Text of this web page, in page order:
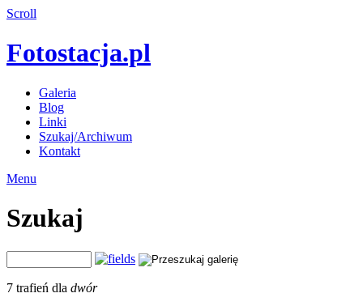
Scroll
Fotostacja.pl
Galeria
Blog
Linki
Szukaj/Archiwum
Kontakt
Menu
Szukaj
7 trafień dla dwór